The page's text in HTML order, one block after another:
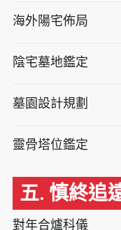
海外陽宅佈局
陰宅墓地鑑定
墓園設計規劃
靈骨塔位鑑定
五. 慎終追
對年合爐科儀